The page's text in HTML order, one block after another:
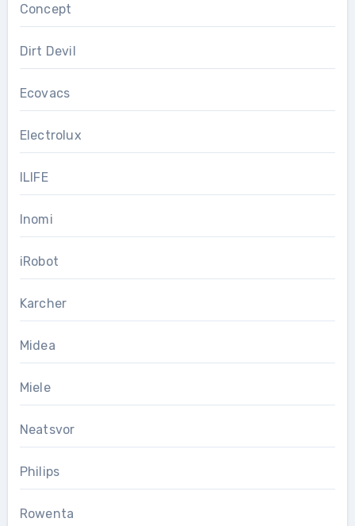
Concept
Dirt Devil
Ecovacs
Electrolux
ILIFE
Inomi
iRobot
Karcher
Midea
Miele
Neatsvor
Philips
Rowenta